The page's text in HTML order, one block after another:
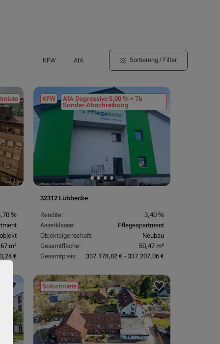
KFW AfA Sortierung / Filter
%
m²
€
KFW
AfA Degressive 5,00 % + 7b
Sonder-Abschreibung
32312 Lübbecke
Rendite:
3,40 %
Assetklasse:
Pflegeapartment
Objekteigenschaft:
Neubau
Gesamtfläche:
50,47 m²
Gesamtpreis:
337.178,82 € - 337.207,06 €
Sofortmiete